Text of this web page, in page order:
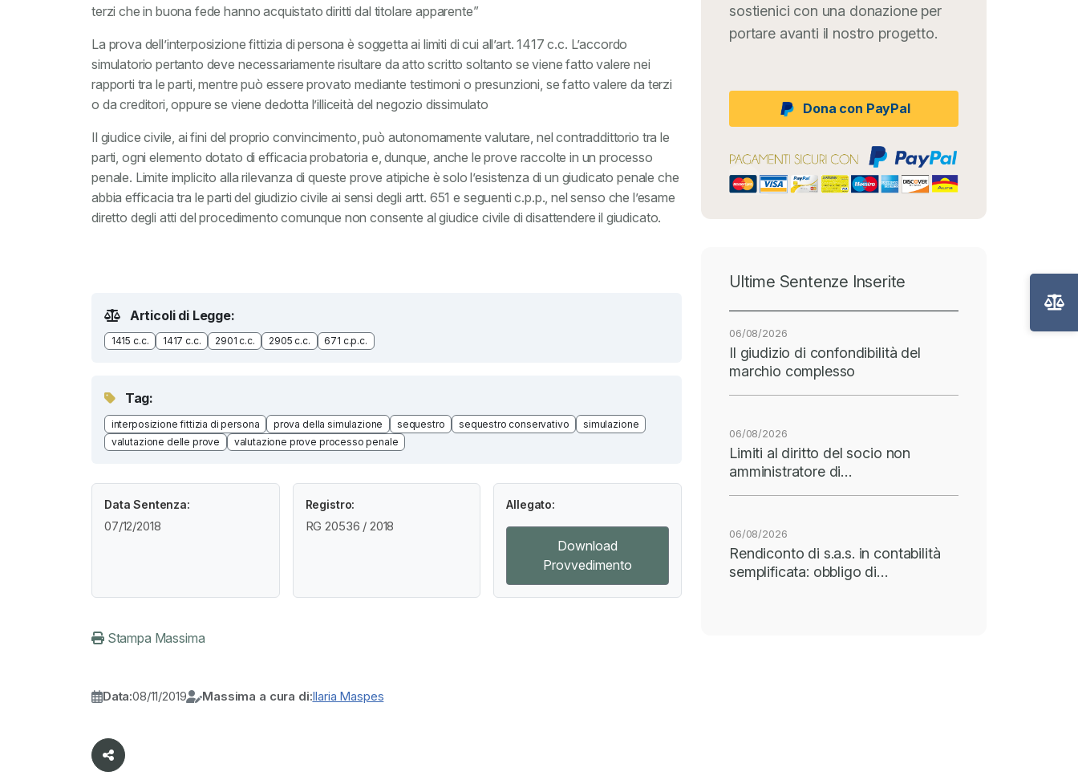
terzi che in buona fede hanno acquistato diritti dal titolare apparente”
La prova dell’interposizione fittizia di persona è soggetta ai limiti di cui all’art. 1417 c.c. L’accordo
simulatorio pertanto deve necessariamente risultare da atto scritto soltanto se viene fatto valere nei
rapporti tra le parti, mentre può essere provato mediante testimoni o presunzioni, se fatto valere da terzi
o da creditori, oppure se viene dedotta l’illiceità del negozio dissimulato
Il giudice civile, ai fini del proprio convincimento, può autonomamente valutare, nel contraddittorio tra le
parti, ogni elemento dotato di efficacia probatoria e, dunque, anche le prove raccolte in un processo
penale. Limite implicito alla rilevanza di queste prove atipiche è solo l’esistenza di un giudicato penale che
abbia efficacia tra le parti del giudizio civile ai sensi degli artt. 651 e seguenti c.p.p., nel senso che l’esame
diretto degli atti del procedimento comunque non consente al giudice civile di disattendere il giudicato.
Articoli di Legge:
1415 c.c. 1417 c.c. 2901 c.c. 2905 c.c. 671 c.p.c.
Tag:
interposizione fittizia di persona prova della simulazione sequestro sequestro conservativo
simulazione
valutazione delle prove
valutazione prove processo penale
Data Sentenza:
07/12/2018
Registro:
RG 20536 / 2018
Allegato:
Download
Provvedimento
Stampa Massima
Data:08/11/2019 Massima a cura di:Ilaria Maspes
sostienici con una donazione per
portare avanti il nostro progetto.
Dona con PayPal
Ultime Sentenze Inserite
06/08/2026
Il giudizio di confondibilità del
marchio complesso
06/08/2026
Limiti al diritto del socio non
amministratore di…
06/08/2026
Rendiconto di s.a.s. in contabilità
semplificata: obbligo di…